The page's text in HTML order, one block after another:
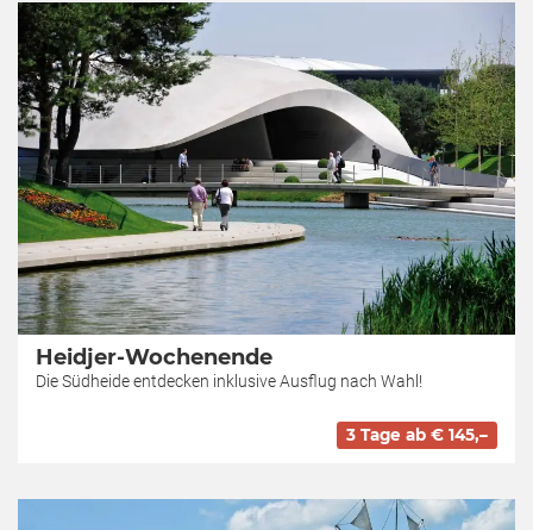
Heidjer-Wochenende
Die Südheide entdecken inklusive Ausflug nach Wahl!
3 Tage ab € 145,–